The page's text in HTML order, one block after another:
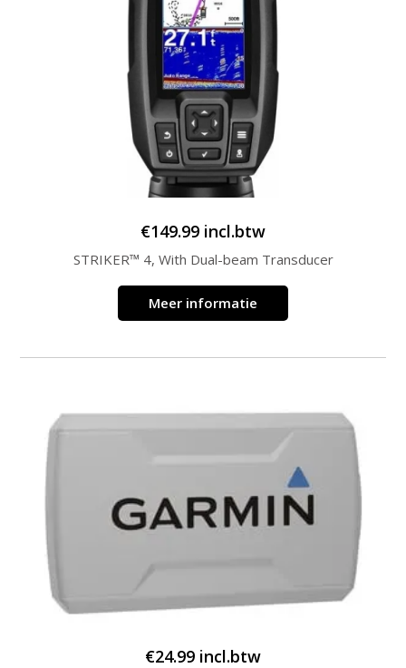
€149.99 incl.btw
STRIKER™ 4, With Dual-beam Transducer
Meer informatie
€24.99 incl.btw